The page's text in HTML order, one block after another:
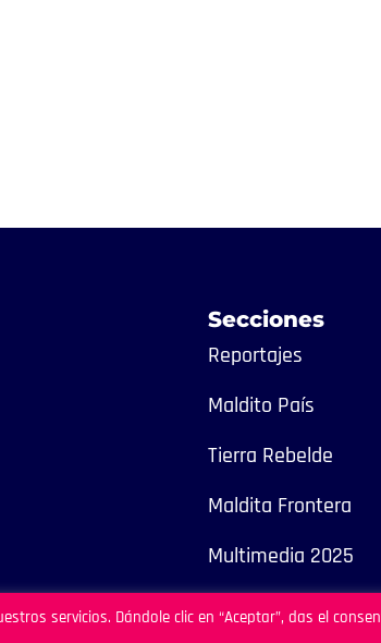
Secciones
Reportajes
Maldito País
Tierra Rebelde
Maldita Frontera
Multimedia 2025
servicios. Dándole clic en “Aceptar”, das el